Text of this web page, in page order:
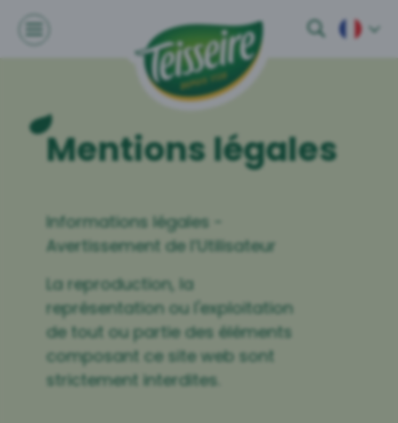
Mentions légales
Informations légales -
Avertissement de l’Utilisateur
La reproduction, la
représentation ou l'exploitation
de tout ou partie des éléments
composant ce site web sont
strictement interdites.